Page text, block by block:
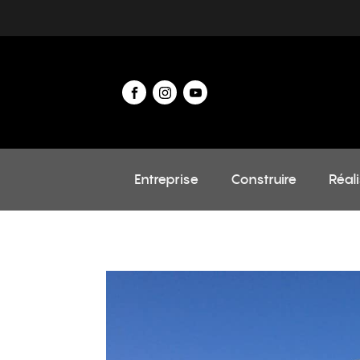
Entreprise Construire